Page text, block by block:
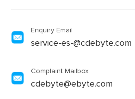
Enquiry Email
service-es-@cdebyte.com
Complaint Mailbox
cdebyte@ebyte.com